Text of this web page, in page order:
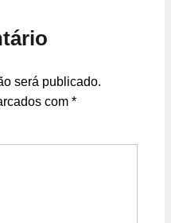
será publicado.
com *